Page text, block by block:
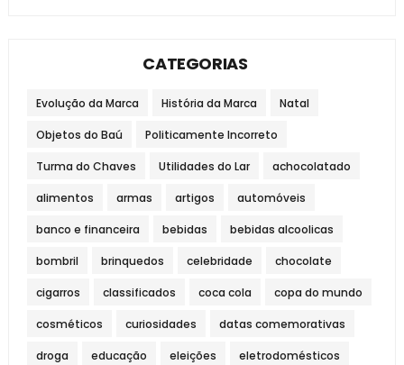
CATEGORIAS
Evolução da Marca História da Marca Natal
Objetos do Baú Politicamente Incorreto
Turma do Chaves Utilidades do Lar achocolatado
alimentos armas artigos automóveis
banco e financeira bebidas bebidas alcoolicas
bombril brinquedos celebridade chocolate
cigarros classificados coca cola copa do mundo
cosméticos curiosidades datas comemorativas
droga educação eleições eletrodomésticos